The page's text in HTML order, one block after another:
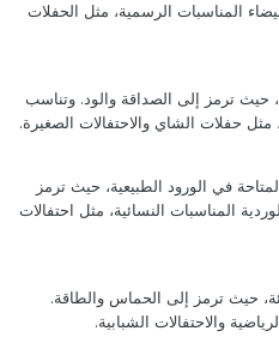
المناسبات الرسمية، مثل الحفلات
حيث ترمز إلى الصداقة والود. وتناسب
مثل حفلات الشاي والاحتفالات الصغيرة.
في الورود الطبيعية، حيث ترمز
المناسبات النسائية، مثل احتفالات
حيث ترمز إلى الحماس والطاقة.
والاحتفالات الشبابية.